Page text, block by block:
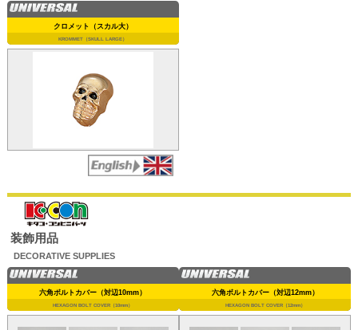
クロメット（スカル大）
KROMMET（SKULL LARGE）
装飾用品
DECORATIVE SUPPLIES
六角ボルトカバー（対辺10mm）
HEXAGON BOLT COVER（10mm）
六角ボルトカバー（対辺12mm）
HEXAGON BOLT COVER（12mm）